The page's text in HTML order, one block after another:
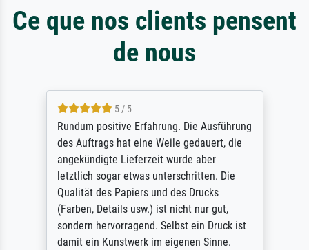
Ce que nos clients pensent
de nous
5 / 5
Rundum positive Erfahrung. Die Ausführung
des Auftrags hat eine Weile gedauert, die
angekündigte Lieferzeit wurde aber
letztlich sogar etwas unterschritten. Die
Qualität des Papiers und des Drucks
(Farben, Details usw.) ist nicht nur gut,
sondern hervorragend. Selbst ein Druck ist
damit ein Kunstwerk im eigenen Sinne.